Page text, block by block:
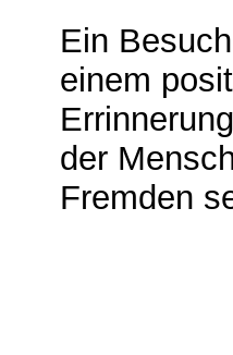
Ein
einem
der
Fremden